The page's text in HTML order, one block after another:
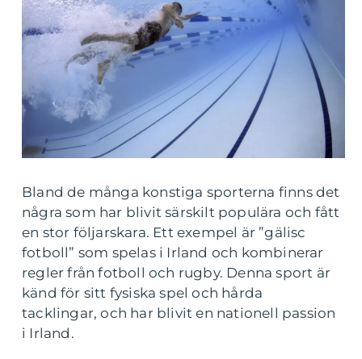
Bland de många konstiga sporterna finns det
några som har blivit särskilt populära och fått
en stor följarskara. Ett exempel är ”gälisc
fotboll” som spelas i Irland och kombinerar
regler från fotboll och rugby. Denna sport är
känd för sitt fysiska spel och hårda
tacklingar, och har blivit en nationell passion
i Irland.